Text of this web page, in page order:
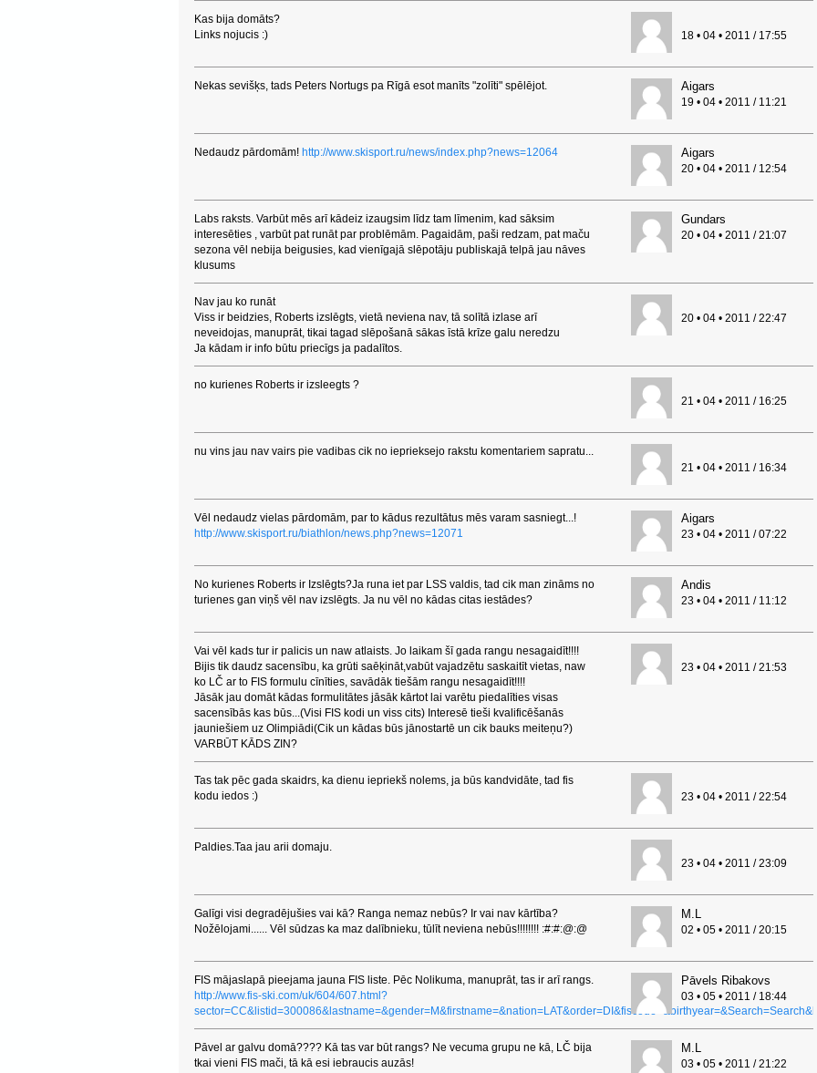
Kas bija domāts?
Links nojucis :)
18 • 04 • 2011 / 17:55
Nekas sevišķs, tads Peters Nortugs pa Rīgā esot manīts "zolīti" spēlējot. Aigars
19 • 04 • 2011 / 11:21
Nedaudz pārdomām! http://www.skisport.ru/news/index.php?news=12064 Aigars
20 • 04 • 2011 / 12:54
Labs raksts. Varbūt mēs arī kādeiz izaugsim līdz tam līmenim, kad sāksim
interesēties , varbūt pat runāt par problēmām. Pagaidām, paši redzam, pat maču
sezona vēl nebija beigusies, kad vienīgajā slēpotāju publiskajā telpā jau nāves
klusums
Gundars
20 • 04 • 2011 / 21:07
Nav jau ko runāt
Viss ir beidzies, Roberts izslēgts, vietā neviena nav, tā solītā izlase arī
neveidojas, manuprāt, tikai tagad slēpošanā sākas īstā krīze galu neredzu
Ja kādam ir info būtu priecīgs ja padalītos.
20 • 04 • 2011 / 22:47
no kurienes Roberts ir izsleegts ?
21 • 04 • 2011 / 16:25
nu vins jau nav vairs pie vadibas cik no ieprieksejo rakstu komentariem sapratu...
21 • 04 • 2011 / 16:34
Vēl nedaudz vielas pārdomām, par to kādus rezultātus mēs varam sasniegt...!
http://www.skisport.ru/biathlon/news.php?news=12071
Aigars
23 • 04 • 2011 / 07:22
No kurienes Roberts ir Izslēgts?Ja runa iet par LSS valdis, tad cik man zināms no
turienes gan viņš vēl nav izslēgts. Ja nu vēl no kādas citas iestādes?
Andis
23 • 04 • 2011 / 11:12
Vai vēl kads tur ir palicis un naw atlaists. Jo laikam šī gada rangu nesagaidīt!!!!
Bijis tik daudz sacensību, ka grūti saēķināt,vabūt vajadzētu saskaitīt vietas, naw
ko LČ ar to FIS formulu cīnīties, savādāk tiešām rangu nesagaidīt!!!!
Jāsāk jau domāt kādas formulitātes jāsāk kārtot lai varētu piedalīties visas
sacensībās kas būs...(Visi FIS kodi un viss cits) Interesē tieši kvalificēšanās
jauniešiem uz Olimpiādi(Cik un kādas būs jānostartē un cik bauks meiteņu?)
VARBŪT KĀDS ZIN?
23 • 04 • 2011 / 21:53
Tas tak pēc gada skaidrs, ka dienu iepriekš nolems, ja būs kandvidāte, tad fis
kodu iedos :)
23 • 04 • 2011 / 22:54
Paldies.Taa jau arii domaju.
23 • 04 • 2011 / 23:09
Galīgi visi degradējušies vai kā? Ranga nemaz nebūs? Ir vai nav kārtība?
Nožēlojami...... Vēl sūdzas ka maz dalībnieku, tūlīt neviena nebūs!!!!!!!! :#:#:@:@
M.L
02 • 05 • 2011 / 20:15
FIS mājaslapā pieejama jauna FIS liste. Pēc Nolikuma, manuprāt, tas ir arī rangs.
http://www.fis-ski.com/uk/604/607.html?
Pāvels Ribakovs
03 • 05 • 2011 / 18:44
Pāvel ar galvu domā???? Kā tas var būt rangs? Ne vecuma grupu ne kā, LČ bija
tkai vieni FIS mači, tā kā esi iebraucis auzās!
M.L
03 • 05 • 2011 / 21:22